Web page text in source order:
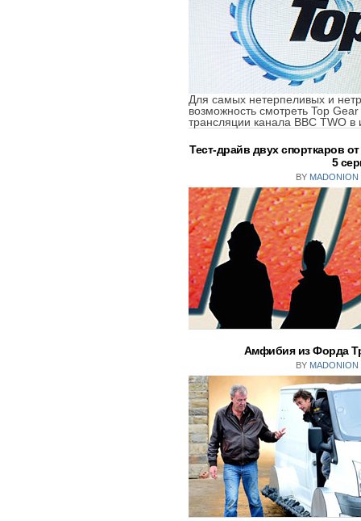
Для самых нетерпеливых и
возможность смотреть Top
трансляции канала BBC TWO
Тест-драйв двух спорткаров
5
BY MADONION
Амфибия из Форда
BY MADONION